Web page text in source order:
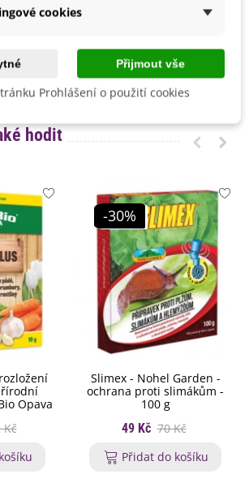
Září
Poloraná
hodit
Opava
Kč
-30%
Slimex - Nohel Garden -
ochrana proti slimákům -
100 g
49 Kč 70 Kč
Přidat do košíku
cookies
Přijmout vše
Prohlášení o použití cookies